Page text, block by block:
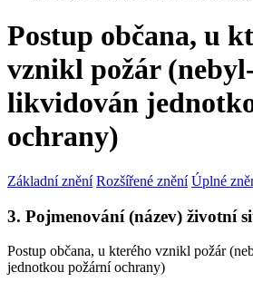
Postup občana, u
vznikl požár
likvidován
ochrany)
Základní znění Rozšířené znění Úplné
3. Pojmenování (název) životní
Postup občana, u kterého vznikl požár
jednotkou požární ochrany)